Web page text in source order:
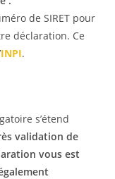
de SIRET pour
déclaration. Ce
INPI.
s’étend
validation de
vous est